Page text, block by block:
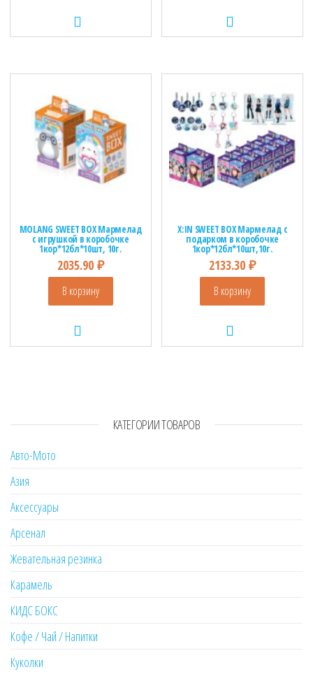
MOLANG SWEET BOX Мармелад
с игрушкой в коробочке
1кор*12бл*10шт, 10г.
2035.90 ₽
В корзину
X:IN SWEET BOX Мармелад с
подарком в коробочке
1кор*12бл*10шт,10г.
2133.30₽
В корзину
КАТЕГОРИИ ТОВАРОВ
Авто-Мото
Азия
Аксессуары
Арсенал
Жевательная резинка
Карамель
КИДС БОКС
Кофе / Чай / Напитки
Куколки